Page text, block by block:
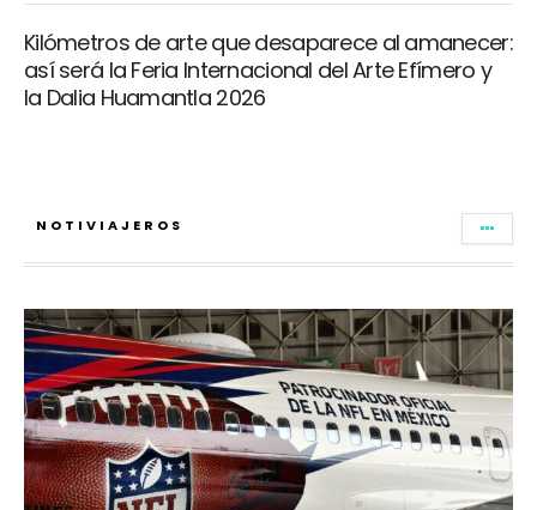
Kilómetros de arte que desaparece al amanecer:
así será la Feria Internacional del Arte Efímero y
la Dalia Huamantla 2026
NOTIVIAJEROS